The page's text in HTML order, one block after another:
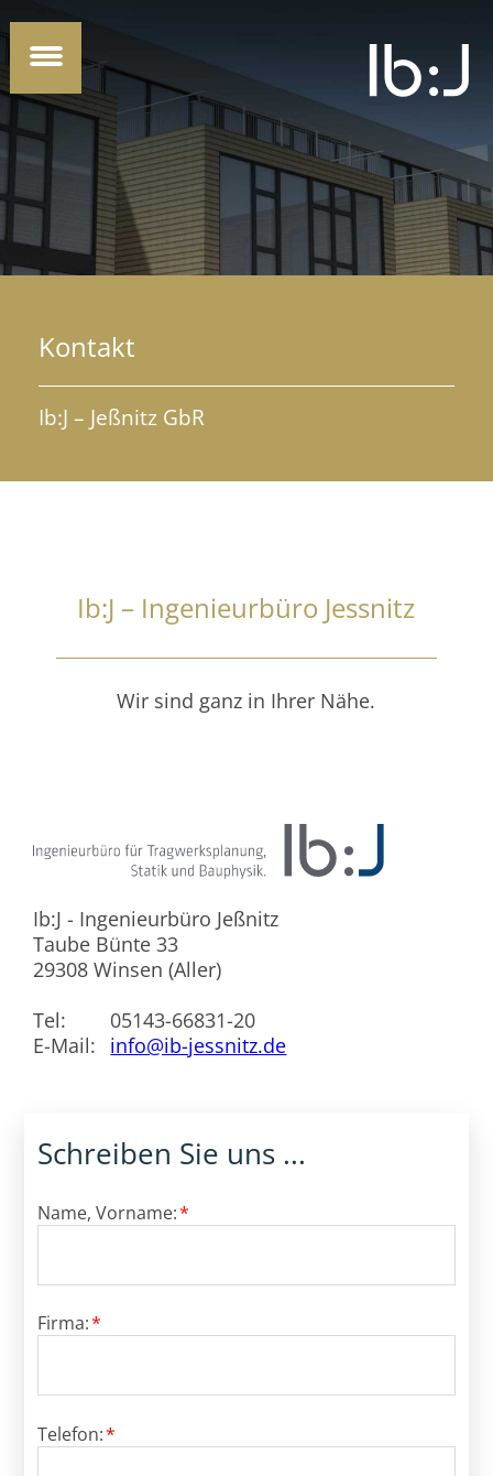
Kontakt
Ib:J – Jeßnitz GbR
Ib:J – Ingenieurbüro Jessnitz
Wir sind ganz in Ihrer Nähe.
Ib:J - Ingenieurbüro Jeßnitz
Taube Bünte 33
29308 Winsen (Aller)
Tel:
05143-66831-20
E-Mail:
info@ib-jessnitz.de
Schreiben Sie uns ...
Pflichtfeld
Name, Vorname:*
Pflichtfeld
Firma:*
Pflichtfeld
Telefon:*